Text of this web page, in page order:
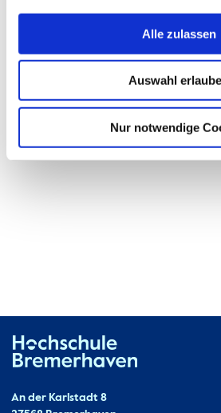
Alle zulassen
Auswahl
Nur notwendige
Room:
Office
Während und außerhalb
Vereinbarung.
Contact
An der Karlstadt 8